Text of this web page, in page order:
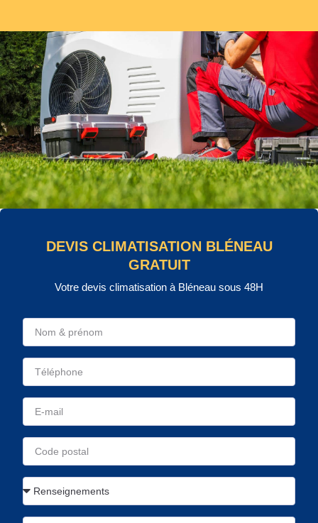
DEVIS CLIMATISATION BLÉNEAU
GRATUIT
Votre devis climatisation à Bléneau sous 48H